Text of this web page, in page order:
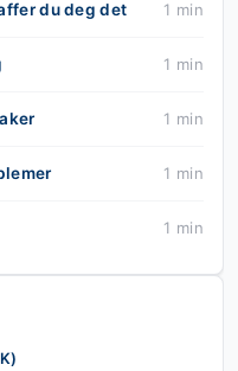
du deg det 1 min
1 min
1 min
1 min
1 min